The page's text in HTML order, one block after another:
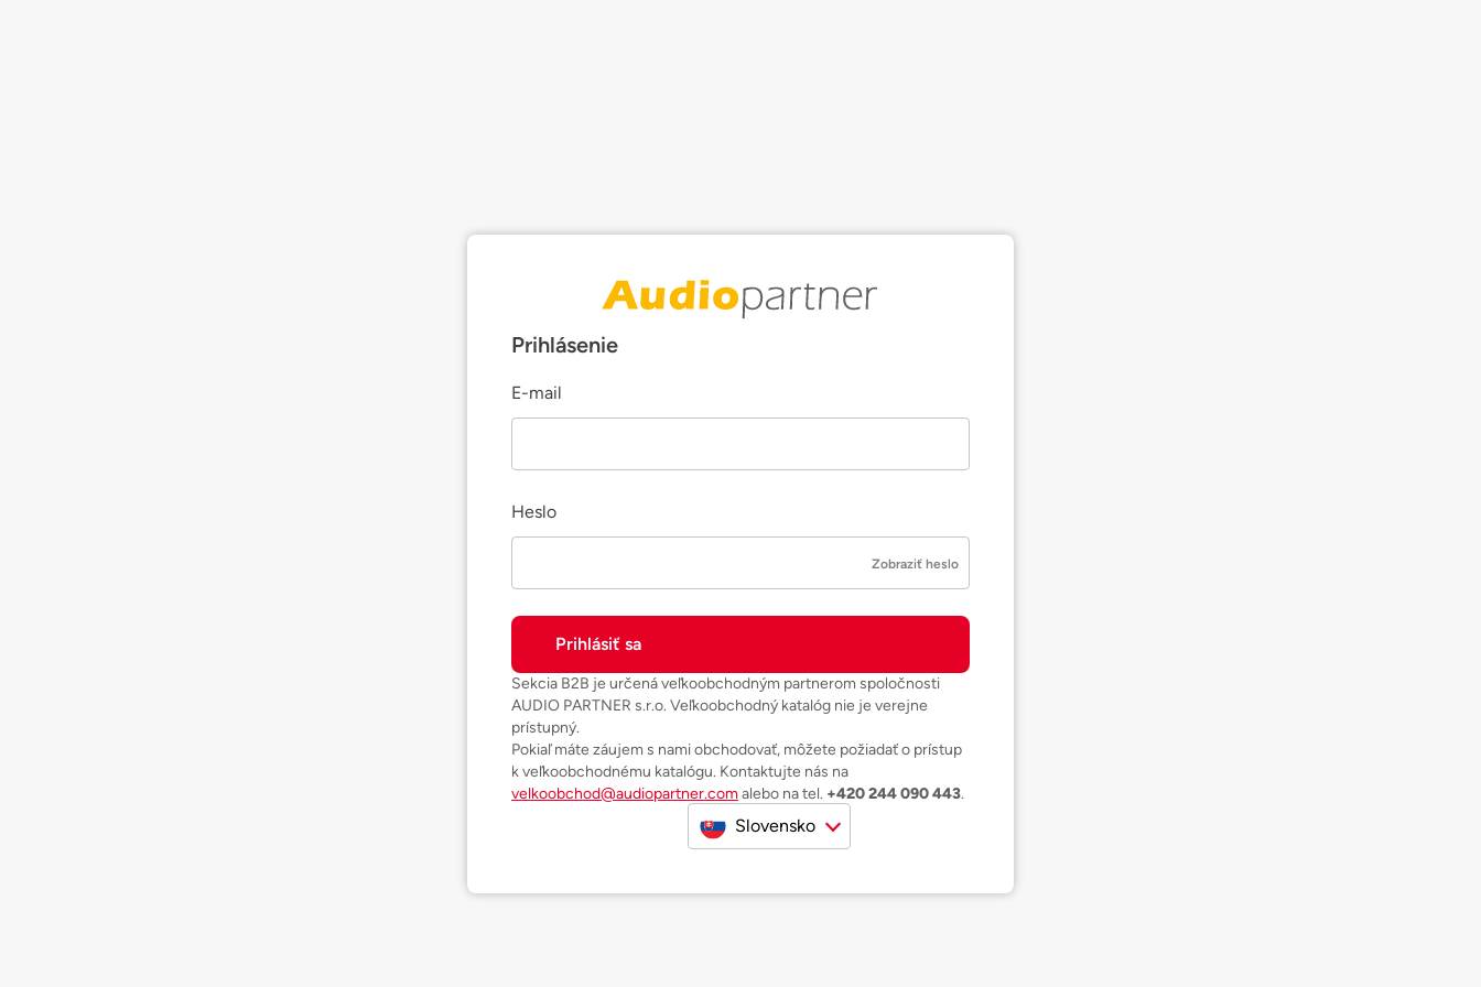
Prihlásenie
E-mail
Heslo
Zobraziť heslo
Sekcia B2B je určená veľkoobchodným partnerom spoločnosti
AUDIO PARTNER s.r.o. Veľkoobchodný katalóg nie je verejne
prístupný.
Pokiaľ máte záujem s nami obchodovať, môžete požiadať o prístup
k veľkoobchodnému katalógu. Kontaktujte nás na
velkoobchod@audiopartner.comalebo na tel. +420 244 090 443.
Slovensko